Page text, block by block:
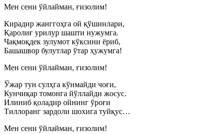
Мен сени ўйлайман, ғизолим!
Кирадир жанггоҳга ой қўшинлари,
Қаролиғ урилур шашти нужумга.
Чақмоқдек зулумот кўксини ёриб,
Башашвор булутлар ўтар ҳужумга!
Мен сени ўйлайман, ғизолим!
Ўжар тун сулҳга кўнмайди чоғи,
Кунчиқар томонга йўллайди жосус.
Илиниб қоладир ойнинг ўроғи
Тиллоранг зардоли шохига туйқус…
Мен сени ўйлайман, ғизолим!